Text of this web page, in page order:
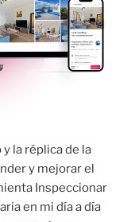
la réplica de la
y mejorar el
Inspeccionar
en mi día a día